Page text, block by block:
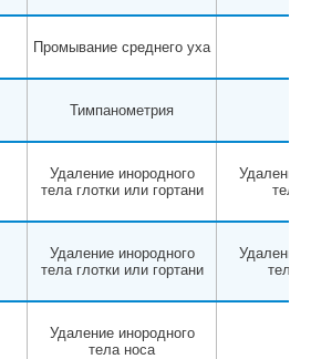
Промывание среднего уха
Тимпанометрия
Удаление инородного
тела глотки или гортани
Удаление
тела
Удаление инородного
тела глотки или гортани
Удаление
тела
Удаление инородного
тела носа